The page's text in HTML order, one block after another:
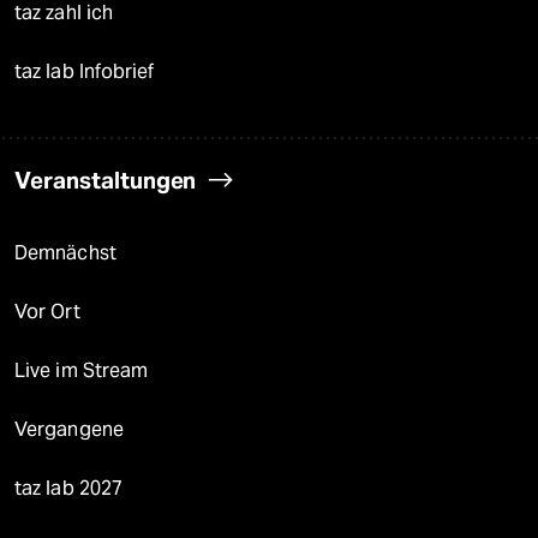
taz zahl ich
taz lab Infobrief
Veranstaltungen
Demnächst
Vor Ort
Live im Stream
Vergangene
taz lab 2027